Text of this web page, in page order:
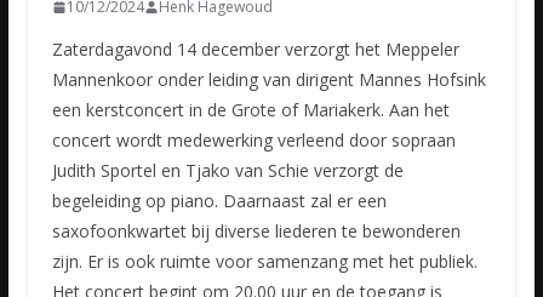
10/12/2024 Henk Hagewoud
Zaterdagavond 14 december verzorgt het Meppeler
Mannenkoor onder leiding van dirigent Mannes Hofsink
een kerstconcert in de Grote of Mariakerk. Aan het
concert wordt medewerking verleend door sopraan
Judith Sportel en Tjako van Schie verzorgt de
begeleiding op piano. Daarnaast zal er een
saxofoonkwartet bij diverse liederen te bewonderen
zijn. Er is ook ruimte voor samenzang met het publiek.
Het concert begint om 20.00 uur en de toegang is